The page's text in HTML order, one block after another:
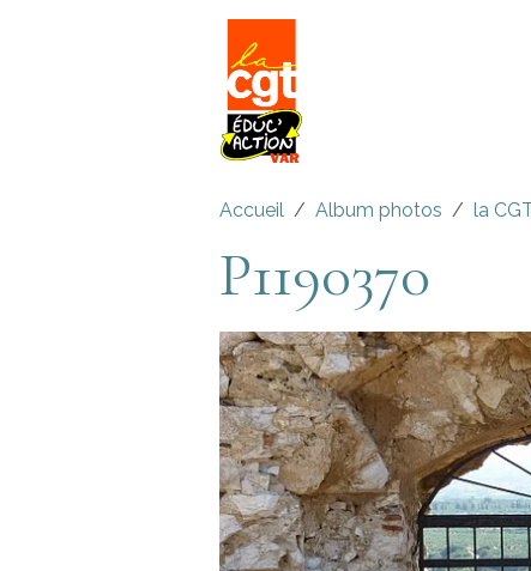
Accueil Album photos la
P1190370